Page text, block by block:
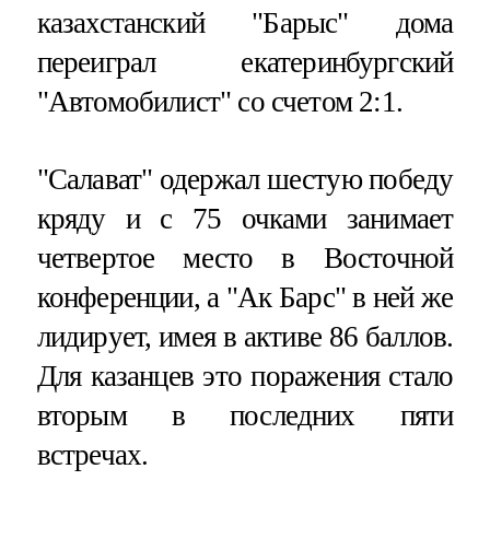
казахстанский "Барыс" дома
переиграл екатеринбургский
"Автомобилист" со счетом 2:1.
"Салават" одержал шестую победу
кряду и с 75 очками занимает
четвертое место в Восточной
конференции, а "Ак Барс" в ней же
лидирует, имея в активе 86 баллов.
Для казанцев это поражения стало
вторым в последних пяти
встречах.